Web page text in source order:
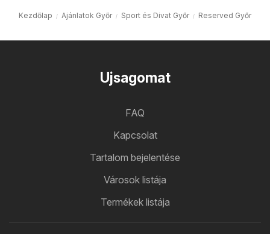
Kezdőlap Ajánlatok Győr Sport és Divat Győr Reserved Győr
Ujsagomat
FAQ
Kapcsolat
Tartalom bejelentése
Városok listája
Termékek listája